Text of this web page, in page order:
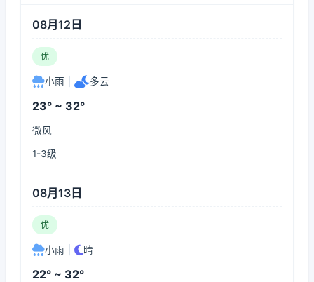
08月12日
优
小雨 多云
23° ~ 32°
微风
1-3级
08月13日
优
小雨 晴
22° ~ 32°